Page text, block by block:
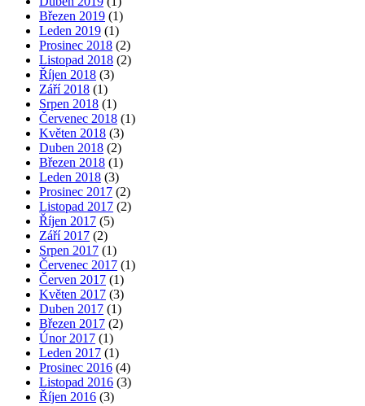
Březen 2019 (1)
Leden 2019 (1)
Prosinec 2018 (2)
Listopad 2018 (2)
Říjen 2018 (3)
Září 2018 (1)
Srpen 2018 (1)
Červenec 2018 (1)
Květen 2018 (3)
Duben 2018 (2)
Březen 2018 (1)
Leden 2018 (3)
Prosinec 2017 (2)
Listopad 2017 (2)
Říjen 2017 (5)
Září 2017 (2)
Srpen 2017 (1)
Červenec 2017 (1)
Červen 2017 (1)
Květen 2017 (3)
Duben 2017 (1)
Březen 2017 (2)
Únor 2017 (1)
Leden 2017 (1)
Prosinec 2016 (4)
Listopad 2016 (3)
Říjen 2016 (3)